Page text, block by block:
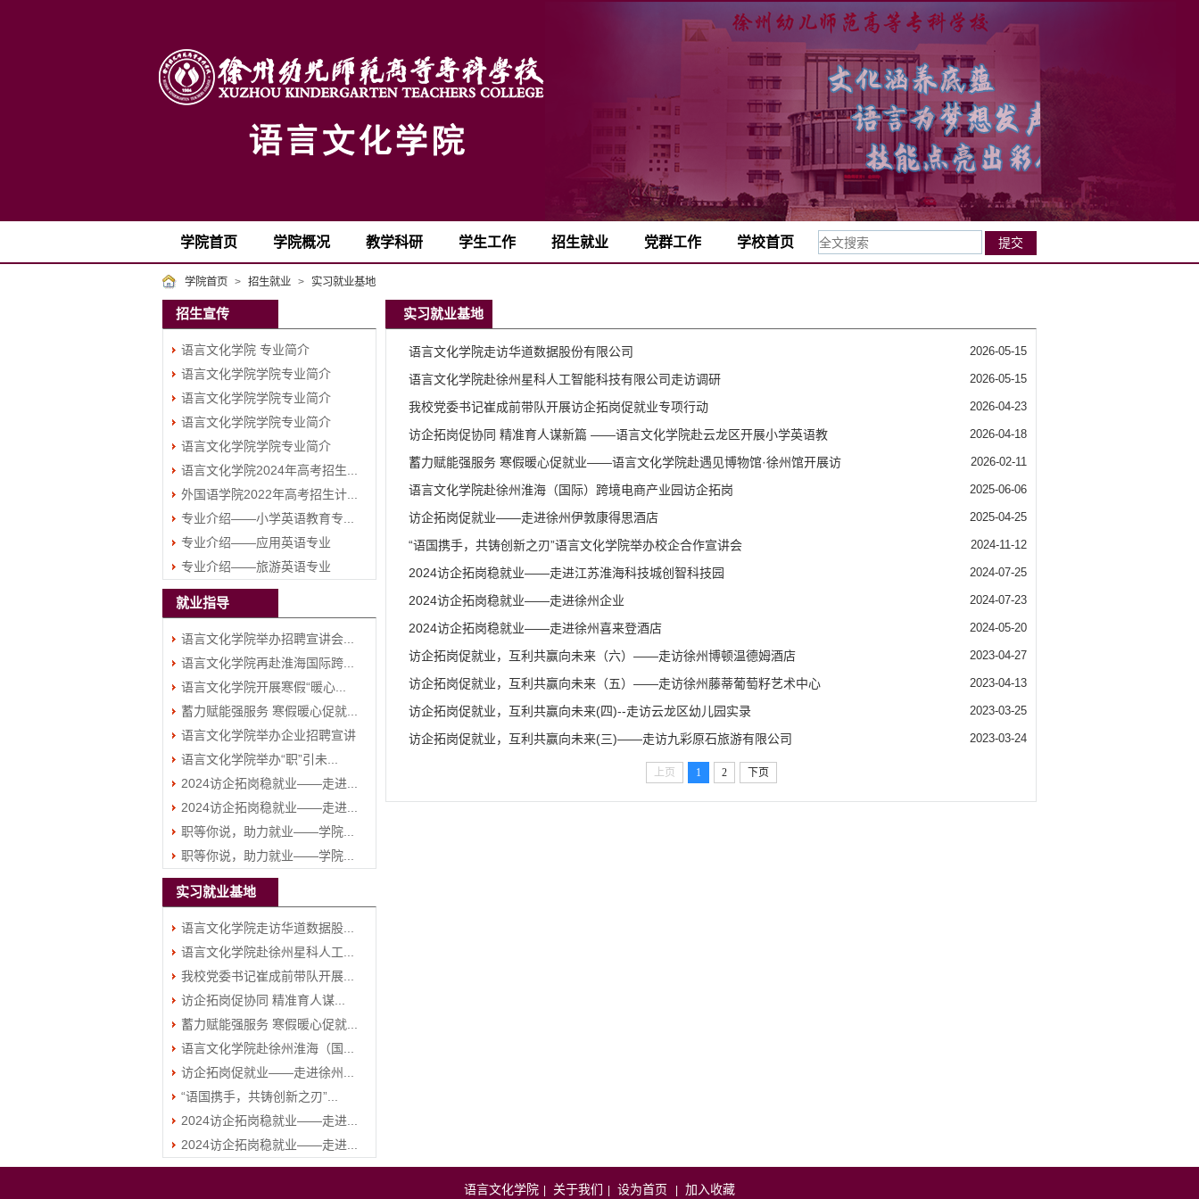
学院首页 学院概况 教学科研 学生工作 招生就业 党群工作 学校首页
学院首页 > 招生就业 > 实习就业基地
招生宣传
语言文化学院 专业简介
语言文化学院学院专业简介
（四）
语言文化学院学院专业简介
（三）
语言文化学院学院专业简介
（二）
语言文化学院学院专业简介
（一）
语言文化学院2024年高考招生...
外国语学院2022年高考招生计...
专业介绍——小学英语教育专...
专业介绍——应用英语专业
专业介绍——旅游英语专业
就业指导
语言文化学院举办招聘宣讲会...
语言文化学院再赴淮海国际跨...
语言文化学院开展寒假“暖心...
蓄力赋能强服务 寒假暖心促就...
语言文化学院举办企业招聘宣讲
会语言文化学院举办“职”引未...
2024访企拓岗稳就业——走进...
2024访企拓岗稳就业——走进...
职等你说，助力就业——学院...
职等你说，助力就业——学院...
实习就业基地
语言文化学院走访华道数据股...
语言文化学院赴徐州星科人工...
我校党委书记崔成前带队开展...
访企拓岗促协同 精准育人谋...
蓄力赋能强服务 寒假暖心促就...
语言文化学院赴徐州淮海（国...
访企拓岗促就业——走进徐州...
“语国携手，共铸创新之刃”...
2024访企拓岗稳就业——走进...
2024访企拓岗稳就业——走进...
实习就业基地
语言文化学院走访华道数据股份有限公司 2026-05-15
语言文化学院赴徐州星科人工智能科技有限公司走访调研 2026-05-15
我校党委书记崔成前带队开展访企拓岗促就业专项行动 2026-04-23
访企拓岗促协同 精准育人谋新篇 ——语言文化学院赴云龙区开展小学英语教 2026-04-18
蓄力赋能强服务 寒假暖心促就业——语言文化学院赴遇见博物馆·徐州馆开展访 2026-02-11
语言文化学院赴徐州淮海（国际）跨境电商产业园访企拓岗 2025-06-06
访企拓岗促就业——走进徐州伊敦康得思酒店 2025-04-25
“语国携手，共铸创新之刃”语言文化学院举办校企合作宣讲会 2024-11-12
2024访企拓岗稳就业——走进江苏淮海科技城创智科技园 2024-07-25
2024访企拓岗稳就业——走进徐州企业 2024-07-23
2024访企拓岗稳就业——走进徐州喜来登酒店 2024-05-20
访企拓岗促就业，互利共赢向未来（六）——走访徐州博顿温德姆酒店 2023-04-27
访企拓岗促就业，互利共赢向未来（五）——走访徐州藤蒂葡萄籽艺术中心 2023-04-13
访企拓岗促就业，互利共赢向未来(四)--走访云龙区幼儿园实录 2023-03-25
访企拓岗促就业，互利共赢向未来(三)——走访九彩原石旅游有限公司 2023-03-24
上页 1 2 下页
语言文化学院 关于我们 设为首页 加入收藏